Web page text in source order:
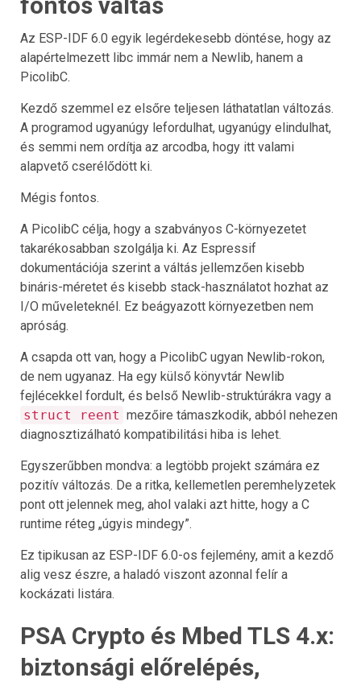
Az ESP-IDF 6.0 egyik legérdekesebb döntése, hogy az
alapértelmezett libc immár nem a Newlib, hanem a
PicolibC.
Kezdő szemmel ez elsőre teljesen láthatatlan változás.
A programod ugyanúgy lefordulhat, ugyanúgy elindulhat,
és semmi nem ordítja az arcodba, hogy itt valami
alapvető cserélődött ki.
Mégis fontos.
A PicolibC célja, hogy a szabványos C-környezetet
takarékosabban szolgálja ki. Az Espressif
dokumentációja szerint a váltás jellemzően kisebb
bináris-méretet és kisebb stack-használatot hozhat az
I/O műveleteknél. Ez beágyazott környezetben nem
apróság.
A csapda ott van, hogy a PicolibC ugyan Newlib-rokon,
de nem ugyanaz. Ha egy külső könyvtár Newlib
fejlécekkel fordult, és belső Newlib-struktúrákra vagy a
struct reent mezőire támaszkodik, abból nehezen
diagnosztizálható kompatibilitási hiba is lehet.
Egyszerűbben mondva: a legtöbb projekt számára ez
pozitív változás. De a ritka, kellemetlen peremhelyzetek
pont ott jelennek meg, ahol valaki azt hitte, hogy a C
runtime réteg „úgyis mindegy”.
Ez tipikusan az ESP-IDF 6.0-os fejlemény, amit a kezdő
alig vesz észre, a haladó viszont azonnal felír a
kockázati listára.
PSA Crypto és Mbed TLS 4.x:
biztonsági előrelépés,